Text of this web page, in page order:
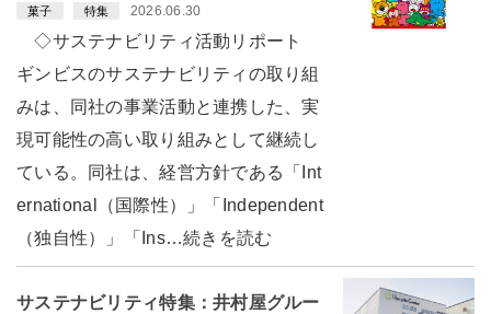
菓子 特集 2026.06.30
◇サステナビリティ活動リポート
ギンビスのサステナビリティの取り組
みは、同社の事業活動と連携した、実
現可能性の高い取り組みとして継続し
ている。同社は、経営方針である「Int
ernational（国際性）」「Independent
（独自性）」「Ins…続きを読む
サステナビリティ特集：井村屋グルー